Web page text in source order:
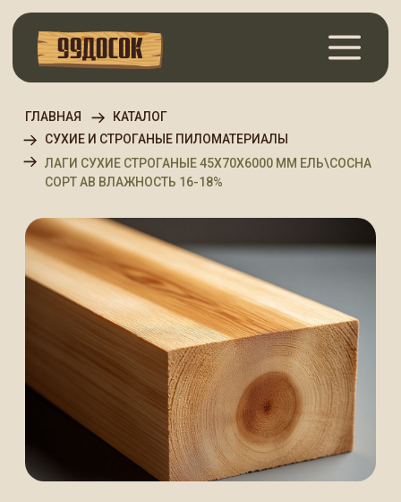
ЛАГИ СУХИЕ СТРОГАНЫЕ 45Х70Х6000 ММ ЕЛЬ\СОСНА
КАТАЛОГ
ГЛАВНАЯ
Лаги сухие строганые
45х70х6000 мм Ель\Сосна
Сорт АВ Влажность 16-18%
Цена за